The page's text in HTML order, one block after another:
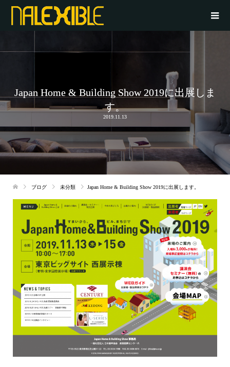
Japan Home & Building Show 2019に出展しま
す。
2019.11.13
ブログ 未分類 Japan Home & Building Show 2019に出展します。